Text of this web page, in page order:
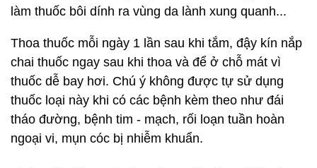
làm thuốc bôi dính ra vùng da lành xung quanh...
Thoa thuốc mỗi ngày 1 lần sau khi tắm, đậy kín nắp
chai thuốc ngay sau khi thoa và để ở chỗ mát vì
thuốc dễ bay hơi. Chú ý không được tự sử dụng
thuốc loại này khi có các bệnh kèm theo như đái
tháo đường, bệnh tim - mạch, rối loạn tuần hoàn
ngoại vi, mụn cóc bị nhiễm khuẩn.